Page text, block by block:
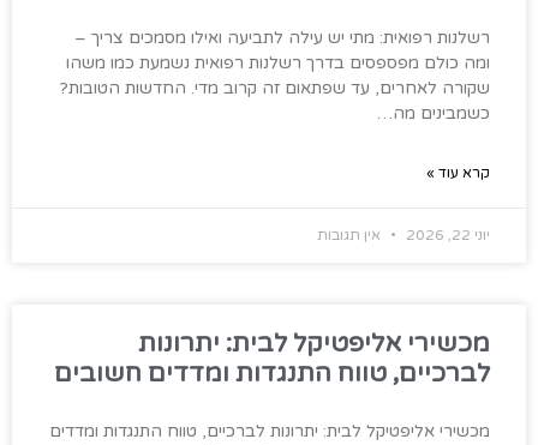
רשלנות רפואית: מתי יש עילה לתביעה ואילו מסמכים צריך –
ומה כולם מפספסים בדרך רשלנות רפואית נשמעת כמו משהו
שקורה לאחרים, עד שפתאום זה קרוב מדי. החדשות הטובות?
כשמבינים מה…
קרא עוד »
יוני 22, 2026 אין תגובות
מכשירי אליפטיקל לבית: יתרונות
לברכיים, טווח התנגדות ומדדים חשובים
מכשירי אליפטיקל לבית: יתרונות לברכיים, טווח התנגדות ומדדים